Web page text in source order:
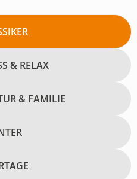
& RELAX
& FAMILIE